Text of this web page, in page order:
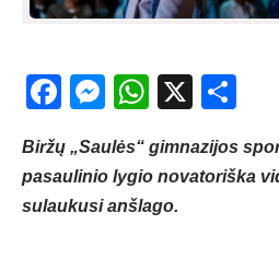
Facebook
Messenger
X
Biržų „Saulės“ gimnazijos
pasaulinio lygio novatoriška
sulaukusi anšlago.